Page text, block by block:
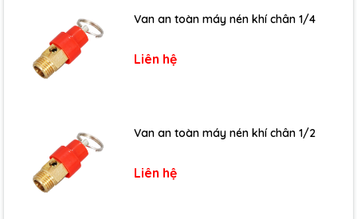
Van an toàn máy nén khí chân 1/4
Liên hệ
Van an toàn máy nén khí chân 1/2
Liên hệ